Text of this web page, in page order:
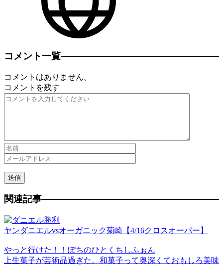
コメント一覧
コメントはありません。
コメントを残す
関連記事
ヤンダニエルvsオーガニック菊崎【4/16クロスオーバー】
やっと行けた！！ぽちのひとくちしふぉん
上生菓子が芸術品過ぎた。和菓子って奥深くておもしろ美味